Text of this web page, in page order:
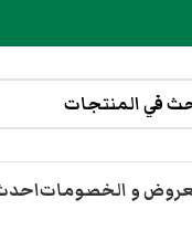
و الخصومات